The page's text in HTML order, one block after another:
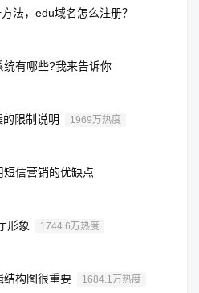
法，edu域名怎么注册？
有哪些?我来告诉你
限制说明 1969万热度
信营销的优缺点
形象 1744.6万热度
结构图很重要 1684.1万热度